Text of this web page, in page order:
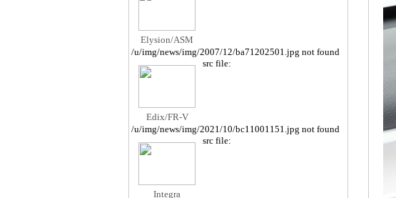
Elysion/ASM
/u/img/news/img/2007/12/ba71202501.jpg not found
Edix/FR-V
src file:
/u/img/news/img/2021/10/bc11001151.jpg not found
Integra
src file: